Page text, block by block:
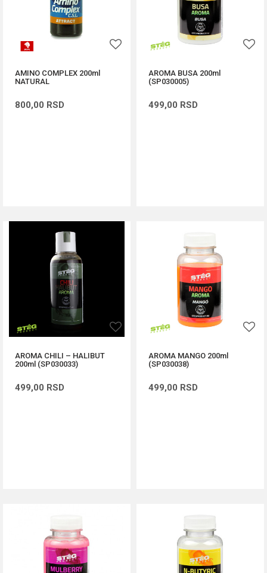
AMINO COMPLEX 200ml
NATURAL
800,00 RSD
AROMA BUSA 200ml
(SP030005)
499,00 RSD
AROMA CHILI – HALIBUT
200ml (SP030033)
499,00 RSD
AROMA MANGO 200ml
(SP030038)
499,00 RSD